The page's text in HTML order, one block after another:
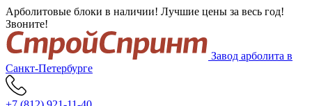
Арболитовые блоки в наличии! Лучшие цены за весь год!
Звоните!
Завод арболита в
Санкт-Петербурге